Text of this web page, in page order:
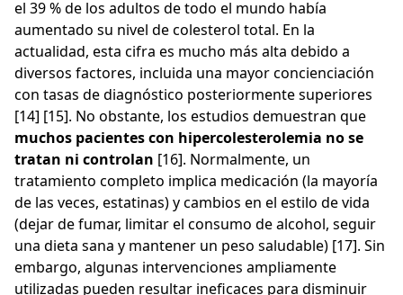
el 39 % de los adultos de todo el mundo había
aumentado su nivel de colesterol total. En la
actualidad, esta cifra es mucho más alta debido a
diversos factores, incluida una mayor concienciación
con tasas de diagnóstico posteriormente superiores
[14] [15]. No obstante, los estudios demuestran que
muchos pacientes con hipercolesterolemia no se
tratan ni controlan [16]. Normalmente, un
tratamiento completo implica medicación (la mayoría
de las veces, estatinas) y cambios en el estilo de vida
(dejar de fumar, limitar el consumo de alcohol, seguir
una dieta sana y mantener un peso saludable) [17]. Sin
embargo, algunas intervenciones ampliamente
utilizadas pueden resultar ineficaces para disminuir